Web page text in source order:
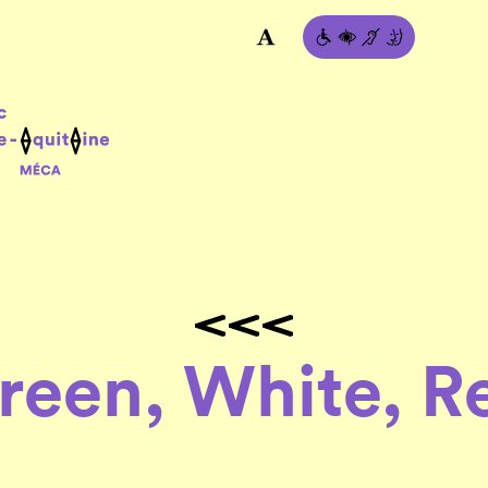
White,